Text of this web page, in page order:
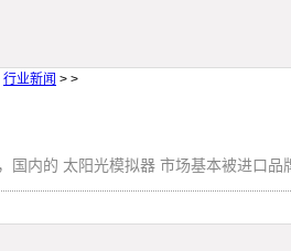
行业新闻 > >
国内的 太阳光模拟器 市场基本被进口